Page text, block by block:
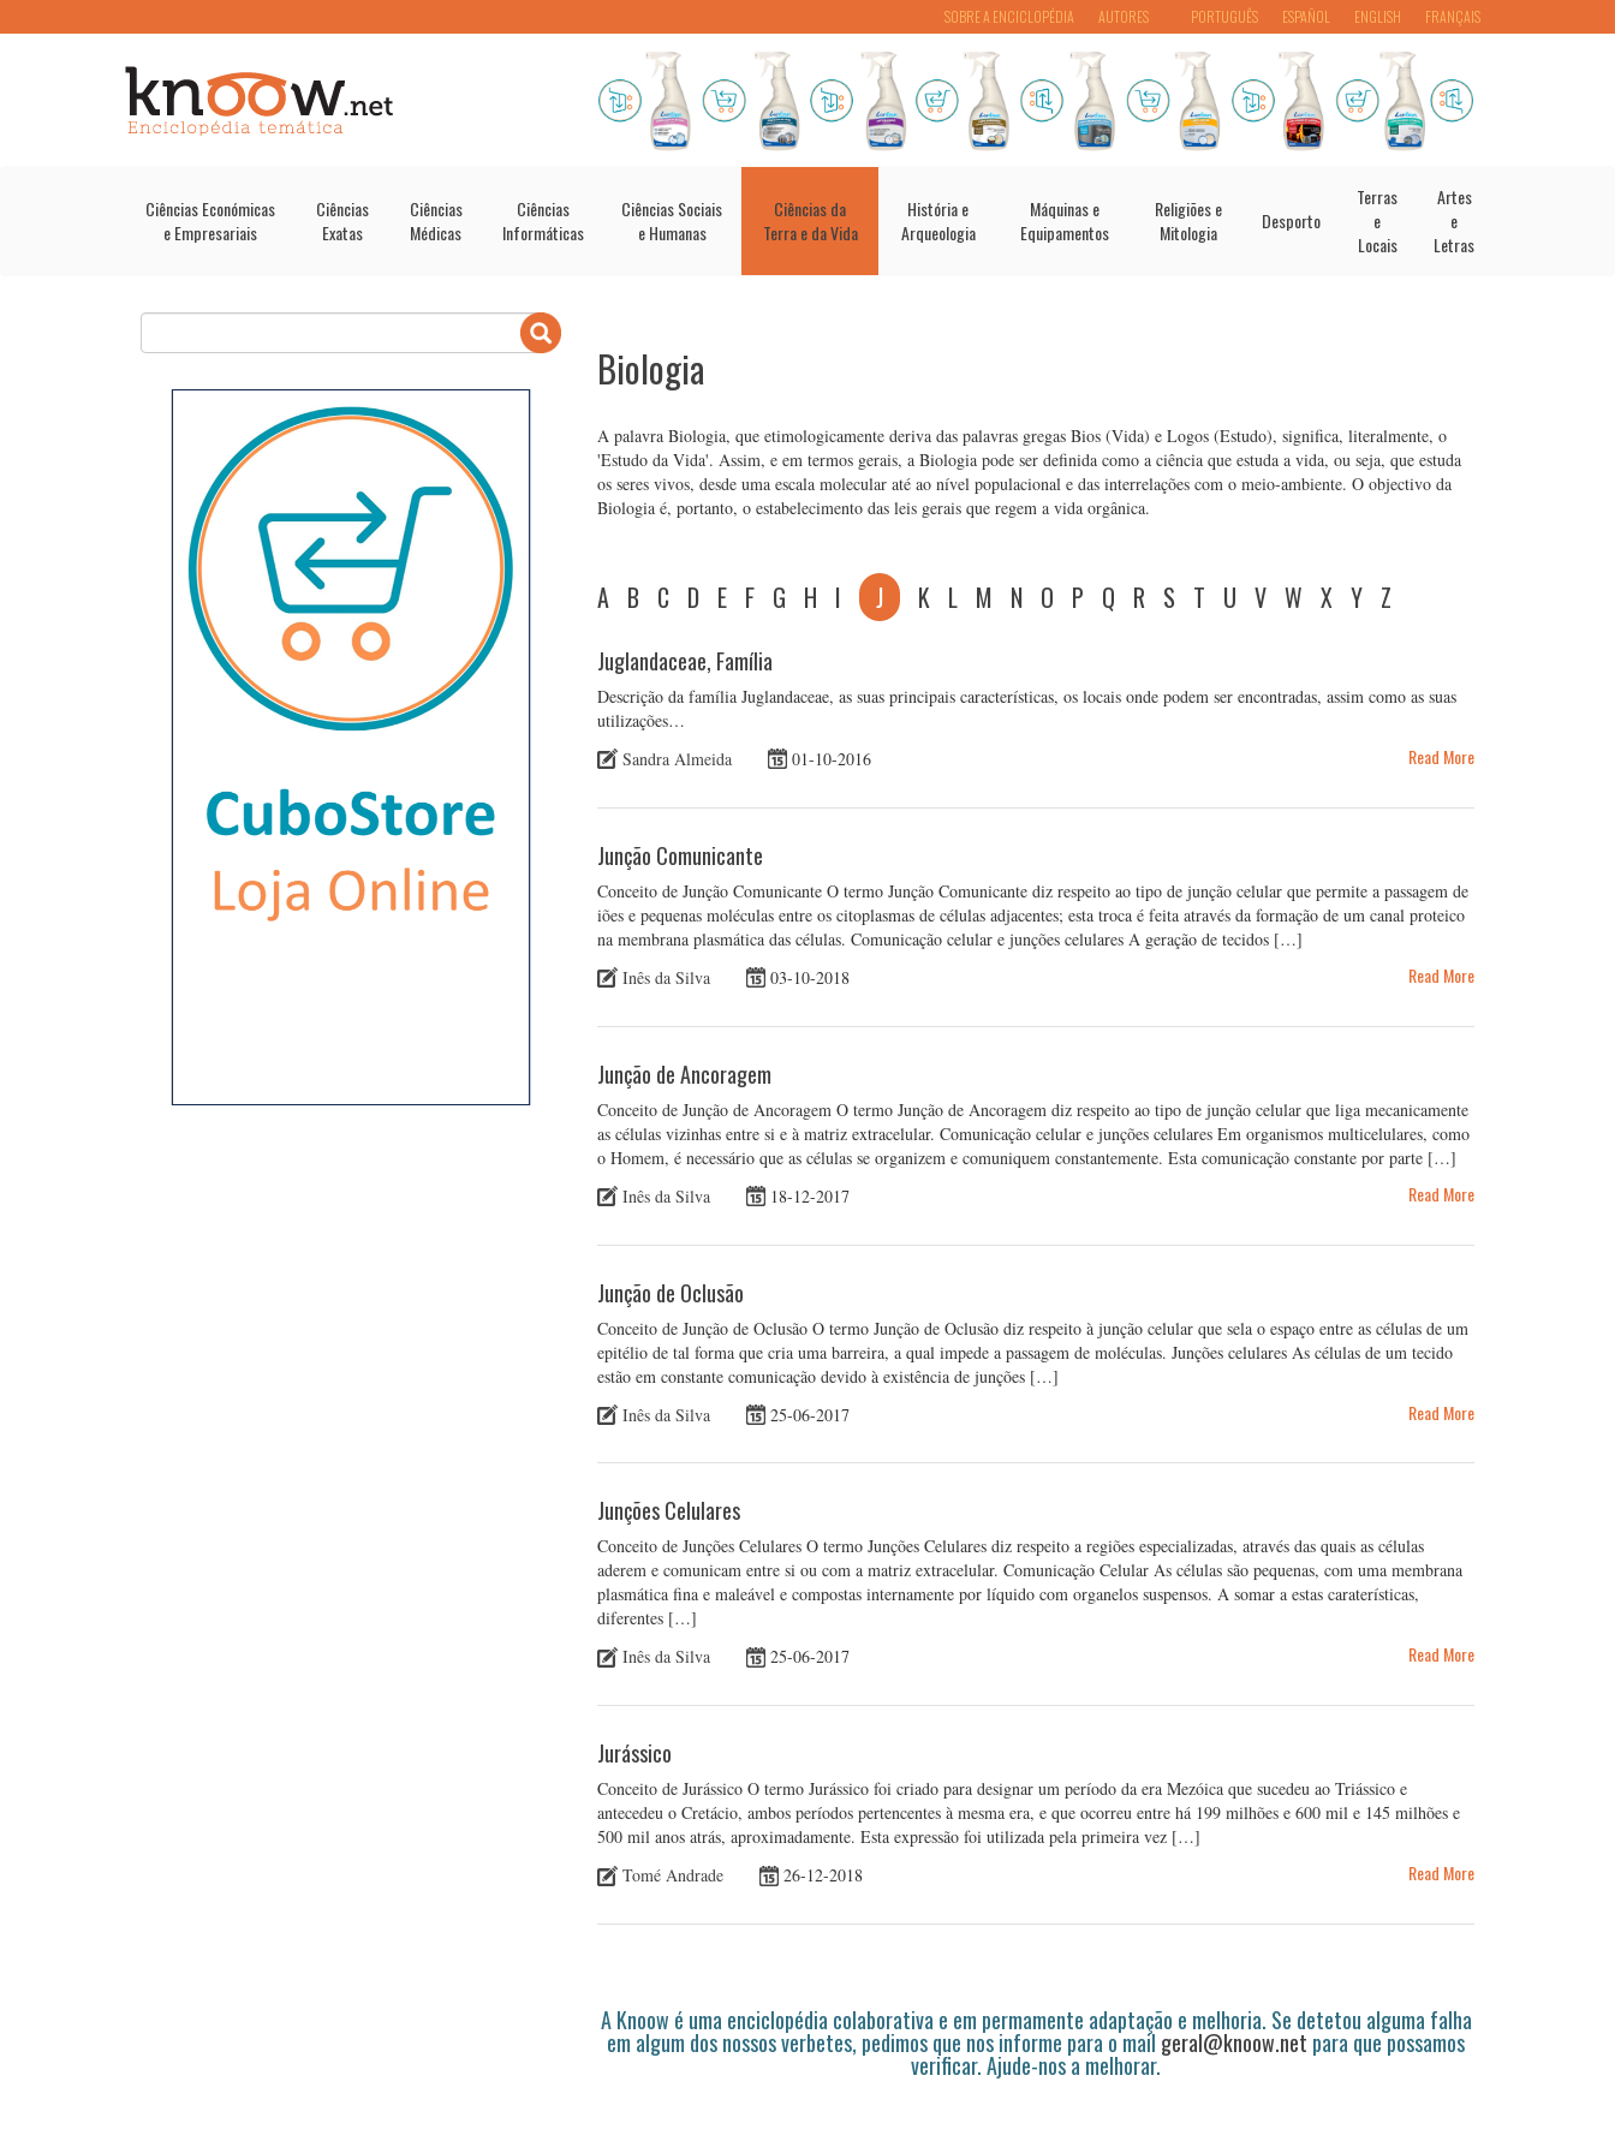
PORTUGUÊS ESPAÑOL ENGLISH FRANÇAIS
SOBRE A ENCICLOPÉDIA AUTORES
Ciências Económicas
e Empresariais
Ciências
Exatas
Ciências
Médicas
Ciências
Informáticas
Ciências Sociais
e Humanas
Ciências da
Terra e da Vida
História e
Arqueologia
Máquinas e
Equipamentos
Religiões e
Mitologia
Desporto
Terras
e
Locais
Artes
e
Letras
Biologia
A palavra Biologia, que etimologicamente deriva das palavras gregas Bios (Vida) e Logos (Estudo), significa, literalmente, o
'Estudo da Vida'. Assim, e em termos gerais, a Biologia pode ser definida como a ciência que estuda a vida, ou seja, que estuda
os seres vivos, desde uma escala molecular até ao nível populacional e das interrelações com o meio-ambiente. O objectivo da
Biologia é, portanto, o estabelecimento das leis gerais que regem a vida orgânica.
A B C D E F G H I J K L M N O P Q R S T U V W X Y Z
Juglandaceae, Família
Descrição da família Juglandaceae, as suas principais características, os locais onde podem ser encontradas, assim como as suas
utilizações…
Sandra Almeida
01-10-2016 Read More
Junção Comunicante
Conceito de Junção Comunicante O termo Junção Comunicante diz respeito ao tipo de junção celular que permite a passagem de
iões e pequenas moléculas entre os citoplasmas de células adjacentes; esta troca é feita através da formação de um canal proteico
na membrana plasmática das células. Comunicação celular e junções celulares A geração de tecidos […]
Inês da Silva
03-10-2018 Read More
Junção de Ancoragem
Conceito de Junção de Ancoragem O termo Junção de Ancoragem diz respeito ao tipo de junção celular que liga mecanicamente
as células vizinhas entre si e à matriz extracelular. Comunicação celular e junções celulares Em organismos multicelulares, como
o Homem, é necessário que as células se organizem e comuniquem constantemente. Esta comunicação constante por parte […]
Inês da Silva
18-12-2017 Read More
Junção de Oclusão
Conceito de Junção de Oclusão O termo Junção de Oclusão diz respeito à junção celular que sela o espaço entre as células de um
epitélio de tal forma que cria uma barreira, a qual impede a passagem de moléculas. Junções celulares As células de um tecido
estão em constante comunicação devido à existência de junções […]
Inês da Silva
25-06-2017 Read More
Junções Celulares
Conceito de Junções Celulares O termo Junções Celulares diz respeito a regiões especializadas, através das quais as células
aderem e comunicam entre si ou com a matriz extracelular. Comunicação Celular As células são pequenas, com uma membrana
plasmática fina e maleável e compostas internamente por líquido com organelos suspensos. A somar a estas caraterísticas,
diferentes […]
Inês da Silva
25-06-2017 Read More
Jurássico
Conceito de Jurássico O termo Jurássico foi criado para designar um período da era Mezóica que sucedeu ao Triássico e
antecedeu o Cretácio, ambos períodos pertencentes à mesma era, e que ocorreu entre há 199 milhões e 600 mil e 145 milhões e
500 mil anos atrás, aproximadamente. Esta expressão foi utilizada pela primeira vez […]
Tomé Andrade
26-12-2018 Read More
A Knoow é uma enciclopédia colaborativa e em permamente adaptação e melhoria. Se detetou alguma falha
em algum dos nossos verbetes, pedimos que nos informe para o mail geral@knoow.net para que possamos
verificar. Ajude-nos a melhorar.